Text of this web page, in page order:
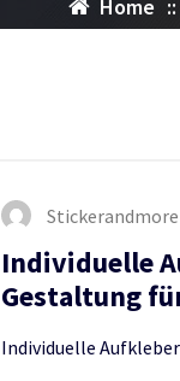
Home ::
Stickerandmore
Individuelle
Gestaltung
Individuelle